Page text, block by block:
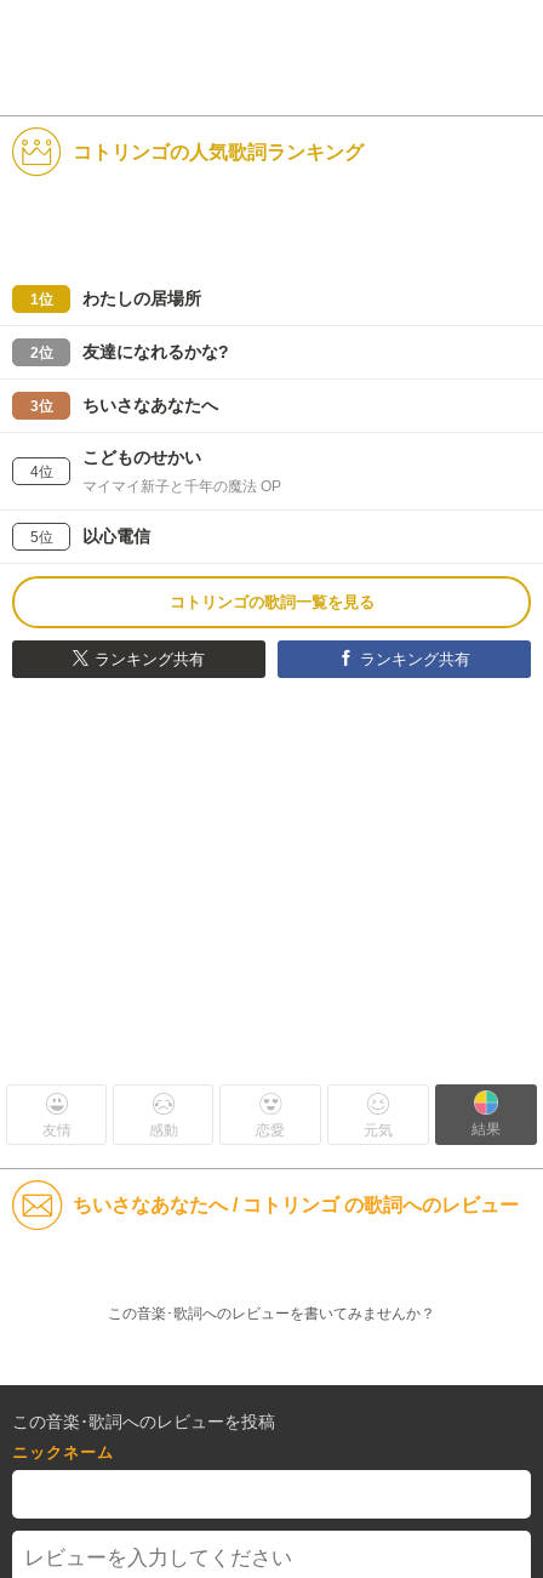
コトリンゴの人気歌詞ランキング
1位 わたしの居場所
2位 友達になれるかな?
3位 ちいさなあなたへ
4位
こどものせかい
マイマイ新子と千年の魔法 OP
5位 以心電信
コトリンゴの歌詞一覧を見る
ランキング共有 ランキング共有
友情 感動 恋愛 元気 結果
ちいさなあなたへ / コトリンゴ の歌詞へのレビュー
この音楽･歌詞へのレビューを書いてみませんか？
この音楽･歌詞へのレビューを投稿
ニックネーム